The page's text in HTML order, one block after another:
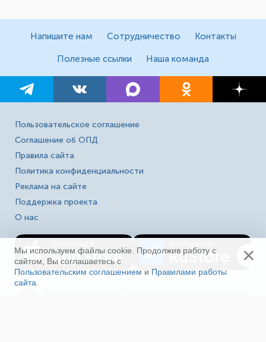
Напишите нам Сотрудничество Контакты
Полезные ссылки Наша команда
Пользовательское соглашение
Соглашение об ОПД
Правила сайта
Политика конфиденциальности
Реклама на сайте
Поддержка проекта
О нас
Мы используем файлы cookie. Продолжив работу с
сайтом, Вы соглашаетесь с
Пользовательским соглашением и Правилами работы
сайта
×